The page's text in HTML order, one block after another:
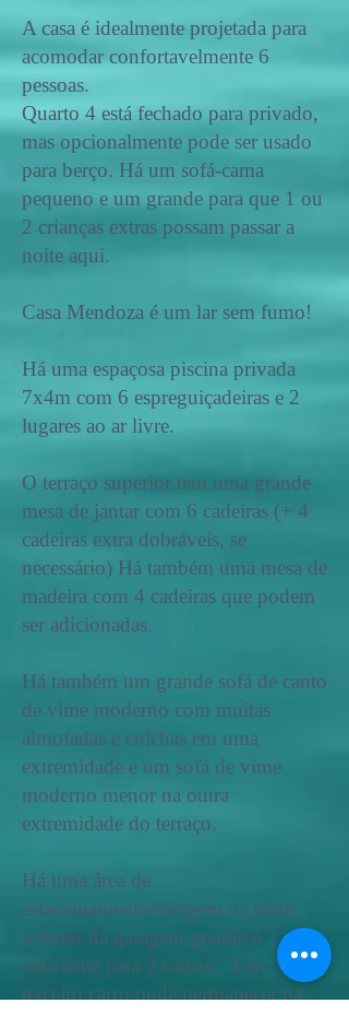
A casa é idealmente projetada para
acomodar confortavelmente 6
pessoas.
Quarto 4 está fechado para privado,
mas opcionalmente pode ser usado
para berço. Há um sofá-cama
pequeno e um grande para que 1 ou
2 crianças extras possam passar a
noite aqui.
​Casa Mendoza é um lar sem fumo!
Há uma espaçosa piscina privada
7x4m com 6 espreguiçadeiras e 2
lugares ao ar livre.
O terraço superior tem uma grande
mesa de jantar com 6 cadeiras (+ 4
cadeiras extra dobráveis, se
necessário) Há também uma mesa de
madeira com 4 cadeiras que podem
ser adicionadas.
Há também um grande sofá de canto
de vime moderno com muitas
almofadas e colchas em uma
extremidade e um sofá de vime
moderno menor na outra
extremidade do terraço.
Há uma área de
estacionamento/viragem na parte
inferior da garagem grande o
suficiente para 2 carros. Um
terceiro carro pode permanecer na